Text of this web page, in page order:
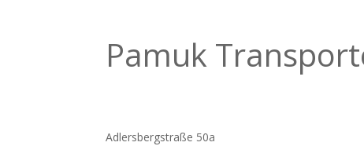
Pamuk
Adlersbergstraße 50a